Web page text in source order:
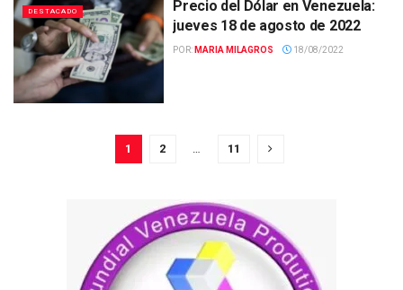
DESTACADO
Precio del Dólar en Venezuela:
jueves 18 de agosto de 2022
POR: MARIA MILAGROS 18/08/2022
1 2 … 11